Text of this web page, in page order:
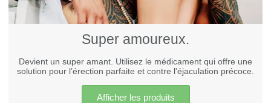
Super amoureux.
Devient un super amant. Utilisez le médicament qui offre une
solution pour l’érection parfaite et contre l'éjaculation précoce.
Afficher les produits